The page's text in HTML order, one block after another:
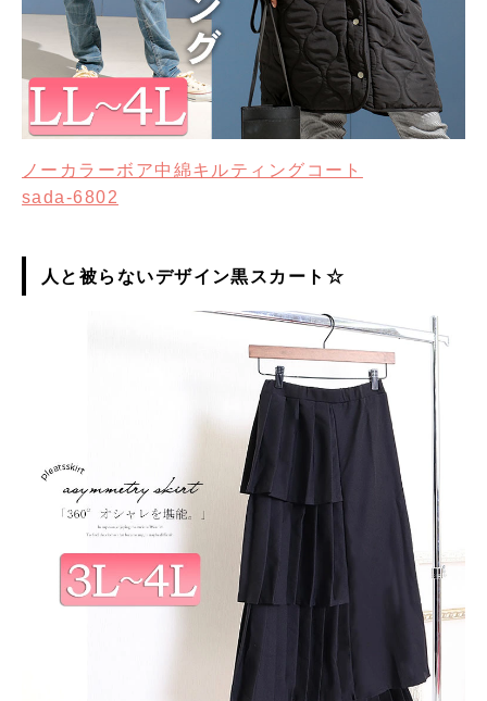
ノーカラーボア中綿キルティングコート
sada-6802
人と被らないデザイン黒スカート☆